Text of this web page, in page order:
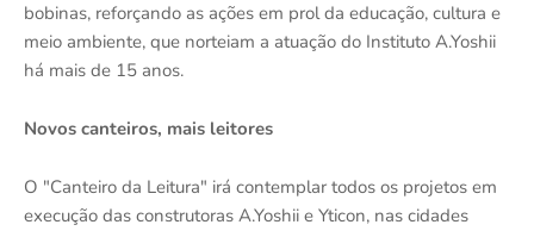
bobinas, reforçando as ações em prol da educação, cultura e
meio ambiente, que norteiam a atuação do Instituto A.Yoshii
há mais de 15 anos.
Novos canteiros, mais leitores
O "Canteiro da Leitura" irá contemplar todos os projetos em
execução das construtoras A.Yoshii e Yticon, nas cidades